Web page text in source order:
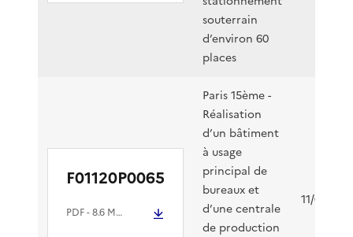
souterrain
d’environ 60
places
F01120P0065
PDF- 8.6 Mio
Paris 15ème -
Réalisation
d’un bâtiment
à usage
principal de
bureaux et
d’une centrale
de production
11/05/